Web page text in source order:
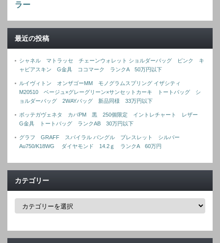
ラー
最近の投稿
シャネル マトラッセ チェーンウォレット ショルダーバッグ ピンク キ
ャビアスキン G金具 ココマーク ランクA 50万円以下
ルイヴィトン オンザゴーMM モノグラムスプリング イザシティ
M20510 ベージュ×グレーグリーン×サンセットカーキ トートバッグ シ
ョルダーバッグ 2WAYバッグ 新品同様 33万円以下
ボッテガヴェネタ カバPM 黒 250個限定 イントレチャート レザー
G金具 トートバッグ ランクAB 30万円以下
グラフ GRAFF スパイラル バングル ブレスレット シルバー
Au750/K18WG ダイヤモンド 14.2ｇ ランクA 60万円
カテゴリー
カ
ー